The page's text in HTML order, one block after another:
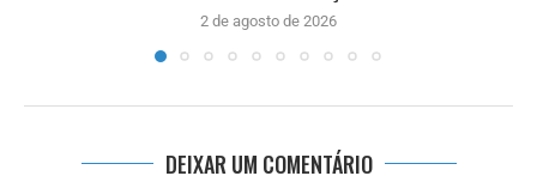
2 de agosto de 2026
DEIXAR UM COMENTÁRIO